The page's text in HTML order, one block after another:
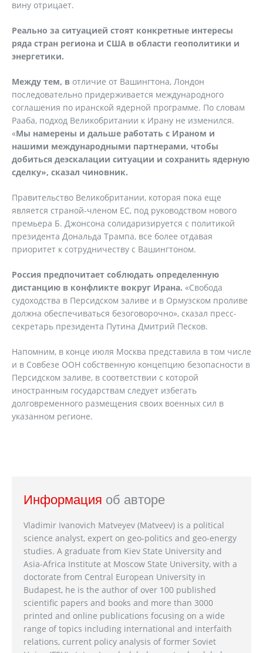
вину отрицает.
Реально за ситуацией стоят конкретные интересы
ряда стран региона и США в области геополитики и
энергетики.
Между тем, в отличие от Вашингтона, Лондон
последовательно придерживается международного
соглашения по иранской ядерной программе. По словам
Рааба, подход Великобритании к Ирану не изменился.
«Мы намерены и дальше работать с Ираном и
нашими международными партнерами, чтобы
добиться деэскалации ситуации и сохранить ядерную
сделку», сказал чиновник.
Правительство Великобритании, которая пока еще
является страной-членом ЕС, под руководством нового
премьера Б. Джонсона солидаризируется с политикой
президента Дональда Трампа, все более отдавая
приоритет к сотрудничеству с Вашингтоном.
Россия предпочитает соблюдать определенную
дистанцию в конфликте вокруг Ирана. «Свобода
судоходства в Персидском заливе и в Ормузском проливе
должна обеспечиваться безоговорочно», сказал пресс-
секретарь президента Путина Дмитрий Песков.
Напомним, в конце июля Москва представила в том числе
и в Совбезе ООН собственную концепцию безопасности в
Персидском заливе, в соответствии с которой
иностранным государствам следует избегать
долговременного размещения своих военных сил в
указанном регионе.
Информация об авторе
Vladimir Ivanovich Matveyev (Matveev) is a political
science analyst, expert on geo-politics and geo-energy
studies. A graduate from Kiev State University and
Asia-Africa Institute at Moscow State University, with a
doctorate from Central European University in
Budapest, he is the author of over 100 published
scientific papers and books and more than 3000
printed and online publications focusing on a wide
range of topics including international and interfaith
relations, current policy analysis of former Soviet